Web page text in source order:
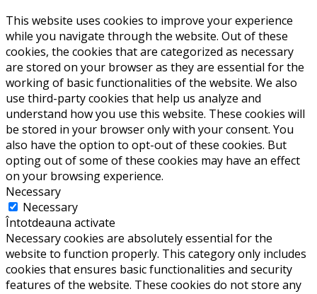
This website uses cookies to improve your experience
while you navigate through the website. Out of these
cookies, the cookies that are categorized as necessary
are stored on your browser as they are essential for the
working of basic functionalities of the website. We also
use third-party cookies that help us analyze and
understand how you use this website. These cookies will
be stored in your browser only with your consent. You
also have the option to opt-out of these cookies. But
opting out of some of these cookies may have an effect
on your browsing experience.
Necessary
Necessary
Întotdeauna activate
Necessary cookies are absolutely essential for the
website to function properly. This category only includes
cookies that ensures basic functionalities and security
features of the website. These cookies do not store any